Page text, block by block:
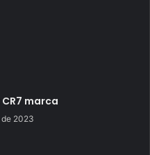
marca
2023